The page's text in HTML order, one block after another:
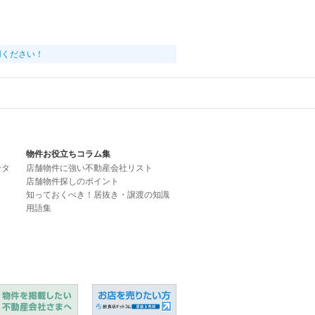
ださい！
物件お役立ちコラム集
店舗物件に強い不動産会社リスト
店舗物件探しのポイント
知っておくべき！居抜き・譲渡の知識
用語集